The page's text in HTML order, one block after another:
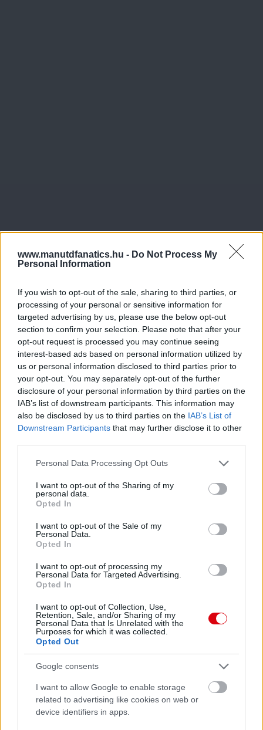
www.manutdfanatics.hu - Do Not Process My
Personal Information
If you wish to opt-out of the sale, sharing to third parties, or
processing of your personal or sensitive information for
targeted advertising by us, please use the below opt-out
section to confirm your selection. Please note that after your
opt-out request is processed you may continue seeing
interest-based ads based on personal information utilized by
us or personal information disclosed to third parties prior to
your opt-out. You may separately opt-out of the further
disclosure of your personal information by third parties on the
IAB’s list of downstream participants. This information may
also be disclosed by us to third parties on the IAB’s List of
Downstream Participants that may further disclose it to other
Please note that this website/app uses one or more Google
not limited to your visit or usage behaviour. You may click to
grant or deny consent to Google and its third-party tags to
use your data for below specified purposes in below Google
consent section.
Personal Data Processing Opt Outs
I want to opt-out of the Sharing of my
personal data.
Opted In
I want to opt-out of the Sale of my
Personal Data.
Opted In
I want to opt-out of processing my
Personal Data for Targeted Advertising.
Opted In
I want to opt-out of Collection, Use,
Retention, Sale, and/or Sharing of my
Personal Data that Is Unrelated with the
Purposes for which it was collected.
Opted Out
Google consents
I want to allow Google to enable storage
related to advertising like cookies on web or
device identifiers in apps.